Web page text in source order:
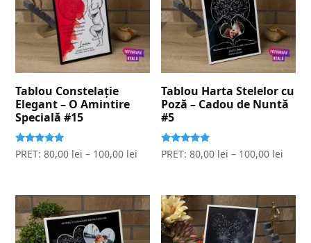
Tablou Constelație
Elegant – O Amintire
Specială #15
Evaluat la
5.00
PRET:80,00 lei – 100,00 lei
Tablou Harta Stelelor cu
Poză – Cadou de Nuntă
#5
Evaluat la
5.00
PRET:80,00 lei – 100,00 lei